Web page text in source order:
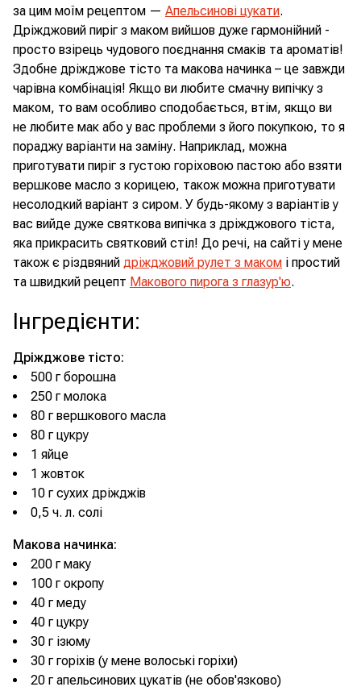
за цим моїм рецептом — Апельсинові цукати.
Дріжджовий пиріг з маком вийшов дуже гармонійний -
просто взірець чудового поєднання смаків та ароматів!
Здобне дріжджове тісто та макова начинка – це завжди
чарівна комбінація! Якщо ви любите смачну випічку з
маком, то вам особливо сподобається, втім, якщо ви
не любите мак або у вас проблеми з його покупкою, то я
пораджу варіанти на заміну. Наприклад, можна
приготувати пиріг з густою горіховою пастою або взяти
вершкове масло з корицею, також можна приготувати
несолодкий варіант з сиром. У будь-якому з варіантів у
вас вийде дуже святкова випічка з дріжджового тіста,
яка прикрасить святковий стіл! До речі, на сайті у мене
також є різдвяний дріжджовий рулет з маком і простий
та швидкий рецепт Макового пирога з глазур'ю.
Інгредієнти:
Дріжджове тісто:
500 г борошна
250 г молока
80 г вершкового масла
80 г цукру
1 яйце
1 жовток
10 г сухих дріжджів
0,5 ч. л. солі
Макова начинка:
200 г маку
100 г окропу
40 г меду
40 г цукру
30 г ізюму
30 г горіхів (у мене волоські горіхи)
20 г апельсинових цукатів (не обов'язково)